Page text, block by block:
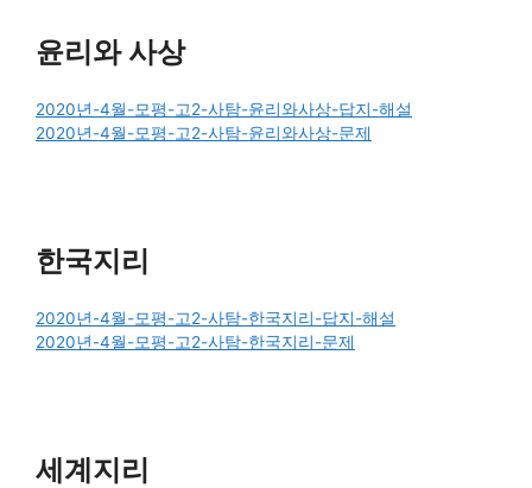
윤리와 사상
2020년-4월-모평-고2-사탐-윤리와사상-답지-해설
2020년-4월-모평-고2-사탐-윤리와사상-문제
한국지리
2020년-4월-모평-고2-사탐-한국지리-답지-해설
2020년-4월-모평-고2-사탐-한국지리-문제
세계지리